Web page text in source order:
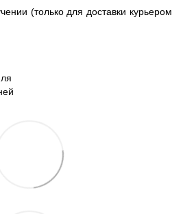
(только для доставки курьером